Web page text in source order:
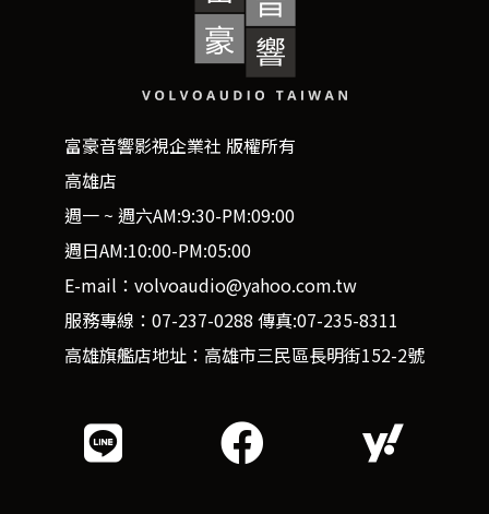
富豪音響影視企業社 版權所有
高雄店
週一 ~ 週六AM:9:30-PM:09:00
週日AM:10:00-PM:05:00
E-mail：volvoaudio@yahoo.com.tw
服務專線：07-237-0288 傳真:07-235-8311
高雄旗艦店地址：高雄市三民區長明街152-2號